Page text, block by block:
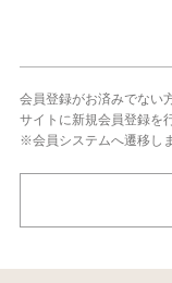
会員登録がお済みでない
サイトに新規会員登録を
※会員システムへ遷移しま